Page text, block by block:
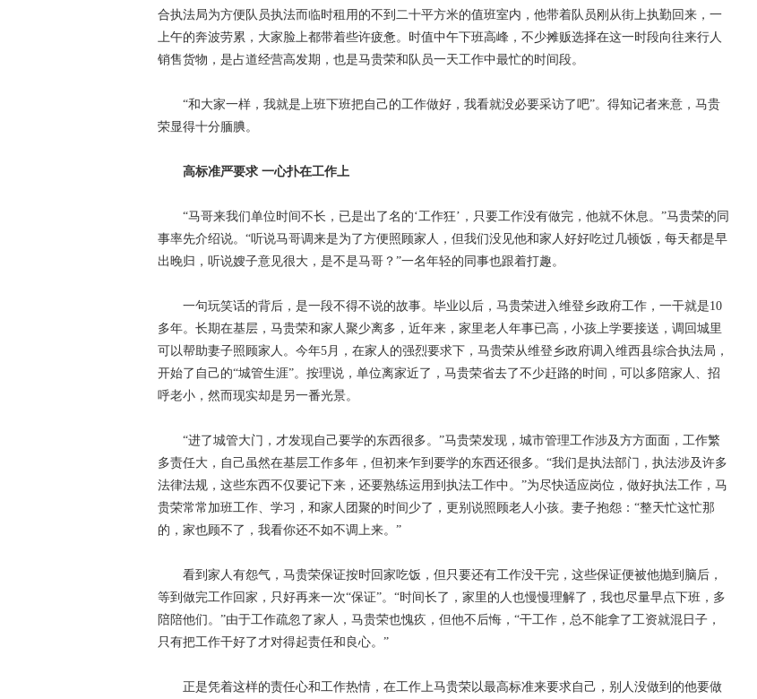
合执法局为方便队员执法而临时租用的不到二十平方米的值班室内，他带着队员刚从街上执勤回来，一
上午的奔波劳累，大家脸上都带着些许疲惫。时值中午下班高峰，不少摊贩选择在这一时段向往来行人
销售货物，是占道经营高发期，也是马贵荣和队员一天工作中最忙的时间段。
“和大家一样，我就是上班下班把自己的工作做好，我看就没必要采访了吧”。得知记者来意，马贵
荣显得十分腼腆。
高标准严要求 一心扑在工作上
“马哥来我们单位时间不长，已是出了名的‘工作狂’，只要工作没有做完，他就不休息。”马贵荣的同
事率先介绍说。“听说马哥调来是为了方便照顾家人，但我们没见他和家人好好吃过几顿饭，每天都是早
出晚归，听说嫂子意见很大，是不是马哥？”一名年轻的同事也跟着打趣。
一句玩笑话的背后，是一段不得不说的故事。毕业以后，马贵荣进入维登乡政府工作，一干就是10
多年。长期在基层，马贵荣和家人聚少离多，近年来，家里老人年事已高，小孩上学要接送，调回城里
可以帮助妻子照顾家人。今年5月，在家人的强烈要求下，马贵荣从维登乡政府调入维西县综合执法局，
开始了自己的“城管生涯”。按理说，单位离家近了，马贵荣省去了不少赶路的时间，可以多陪家人、招
呼老小，然而现实却是另一番光景。
“进了城管大门，才发现自己要学的东西很多。”马贵荣发现，城市管理工作涉及方方面面，工作繁
多责任大，自己虽然在基层工作多年，但初来乍到要学的东西还很多。“我们是执法部门，执法涉及许多
法律法规，这些东西不仅要记下来，还要熟练运用到执法工作中。”为尽快适应岗位，做好执法工作，马
贵荣常常加班工作、学习，和家人团聚的时间少了，更别说照顾老人小孩。妻子抱怨：“整天忙这忙那
的，家也顾不了，我看你还不如不调上来。”
看到家人有怨气，马贵荣保证按时回家吃饭，但只要还有工作没干完，这些保证便被他抛到脑后，
等到做完工作回家，只好再来一次“保证”。“时间长了，家里的人也慢慢理解了，我也尽量早点下班，多
陪陪他们。”由于工作疏忽了家人，马贵荣也愧疚，但他不后悔，“干工作，总不能拿了工资就混日子，
只有把工作干好了才对得起责任和良心。”
正是凭着这样的责任心和工作热情，在工作上马贵荣以最高标准来要求自己，别人没做到的他要做